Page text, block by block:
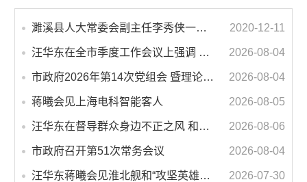
濉溪县人大常委会副主任李秀侠一行调研城乡客运一体化和治超工作 2020-12-11
汪华东在全市季度工作会议上强调 锚定打好“三仗”任务和年度预期目标不动摇 在全市上下掀起比学赶超争先进位的攻坚热潮 2026-08-04
市政府2026年第14次党组会 暨理论学习中心组学习会议召开 蒋曦主持会议并讲话 2026-08-04
蒋曦会见上海电科智能客人 2026-08-05
汪华东在督导群众身边不正之风 和腐败问题集中整治工作时强调 以更高标准更实举措纵深推进集中整治 不断增强人民群众获得感幸福感安全感 2026-08-06
市政府召开第51次常务会议 2026-08-04
汪华东蒋曦会见淮北舰和“攻坚英雄连”官兵代表 2026-07-30